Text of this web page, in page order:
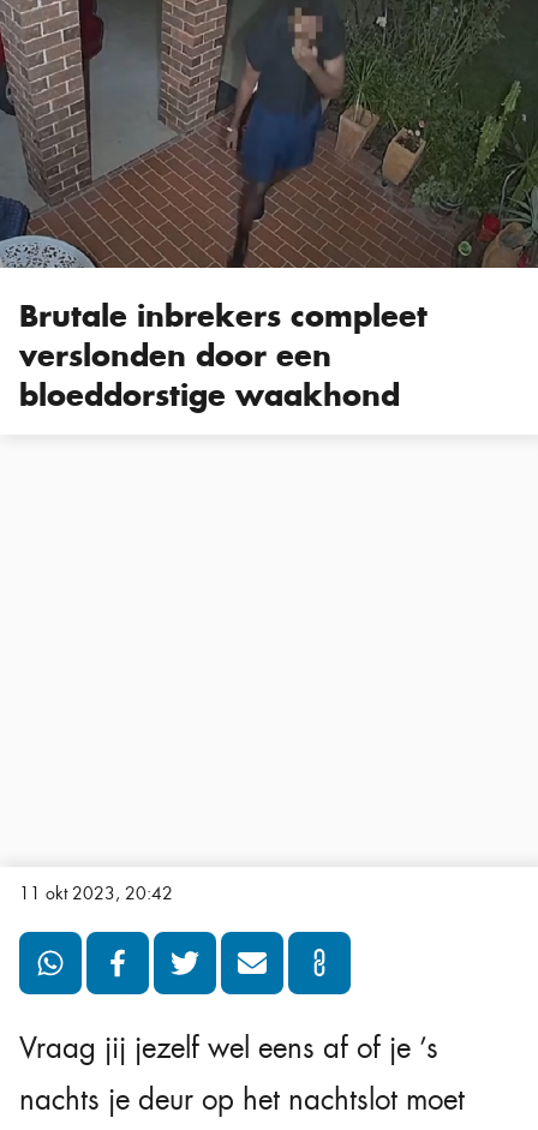
Brutale inbrekers compleet
verslonden door een
bloeddorstige waakhond
11 okt 2023, 20:42
Vraag jij jezelf wel eens af of je ’s
nachts je deur op het nachtslot moet